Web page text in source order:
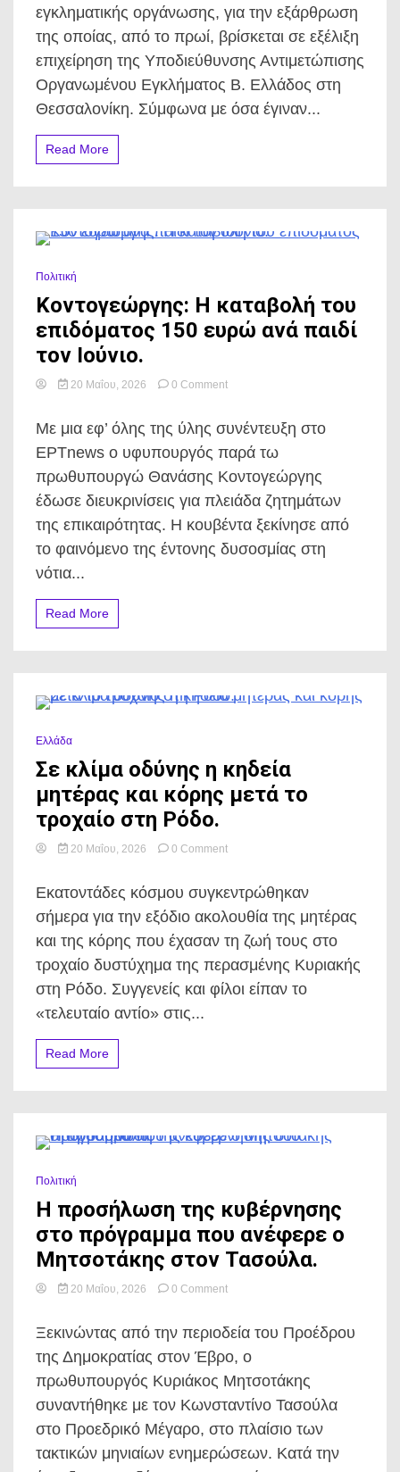
για
εγκληματική
οργάνωση
κλοπών-
ληστειών
Θεσσαλονίκης.
εγκληματικής οργάνωσης, για την εξάρθρωση
της οποίας, από το πρωί, βρίσκεται σε εξέλιξη
επιχείρηση της Υποδιεύθυνσης Αντιμετώπισης
Οργανωμένου Εγκλήματος Β. Ελλάδος στη
Θεσσαλονίκη. Σύμφωνα με όσα έγιναν...
Read More
Πολιτική
Κοντογεώργης: Η καταβολή του
επιδόματος 150 ευρώ ανά παιδί
τον Ιούνιο.
20 Μαΐου, 2026 0 Commenton
καταβολή
του
επιδόματος
150
ευρώ
παιδί
τον
Με μια εφ’ όλης της ύλης συνέντευξη στο
ΕΡΤnews ο υφυπουργός παρά τω
πρωθυπουργώ Θανάσης Κοντογεώργης
έδωσε διευκρινίσεις για πλειάδα ζητημάτων
της επικαιρότητας. Η κουβέντα ξεκίνησε από
το φαινόμενο της έντονης δυσοσμίας στη
νότια...
Read More
Ελλάδα
Σε κλίμα οδύνης η κηδεία
μητέρας και κόρης μετά το
τροχαίο στη Ρόδο.
20 Μαΐου, 2026 0 Commenton
οδύνης
η
μητέρας
και
κόρης
μετά
Εκατοντάδες κόσμου συγκεντρώθηκαν
σήμερα για την εξόδιο ακολουθία της μητέρας
και της κόρης που έχασαν τη ζωή τους στο
τροχαίο δυστύχημα της περασμένης Κυριακής
στη Ρόδο. Συγγενείς και φίλοι είπαν το
«τελευταίο αντίο» στις...
Read More
Πολιτική
Η προσήλωση της κυβέρνησης
στο πρόγραμμα που ανέφερε ο
Μητσοτάκης στον Τασούλα.
20 Μαΐου, 2026 0 Commenton
της
κυβέρνησης
στο
πρόγραμμα
που
ο
Μητσοτάκης
Ξεκινώντας από την περιοδεία του Προέδρου
της Δημοκρατίας στον Έβρο, ο
πρωθυπουργός Κυριάκος Μητσοτάκης
συναντήθηκε με τον Κωνσταντίνο Τασούλα
στο Προεδρικό Μέγαρο, στο πλαίσιο των
τακτικών μηνιαίων ενημερώσεων. Κατά την